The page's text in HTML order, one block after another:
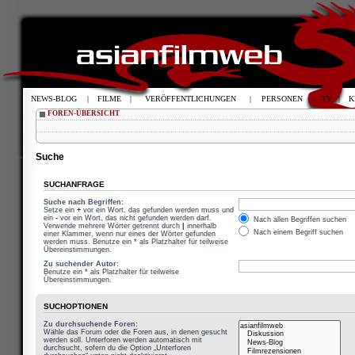
FOREN-ÜBERSICHT
Suche
SUCHANFRAGE
Suche nach Begriffen:
Setze ein + vor ein Wort, das gefunden werden muss und
ein - vor ein Wort, das nicht gefunden werden darf.
Verwende mehrere Wörter getrennt durch
innerhalb
einer Klammer, wenn nur eines der Wörter gefunden
werden muss. Benutze ein * als Platzhalter für teilweise
Übereinstimmungen.
Nach allen Begriffen suchen
Nach einem Begriff suchen
Zu suchender Autor:
Benutze ein * als Platzhalter für teilweise
Übereinstimmungen.
SUCHOPTIONEN
Zu durchsuchende Foren:
Wähle das Forum oder die Foren aus, in denen gesucht
werden soll. Unterforen werden automatisch mit
durchsucht, sofern du die Option „Unterforen
NEWS-BLOG | FILME | VERÖFFENTLICHUNGEN | PERSONEN | TV |